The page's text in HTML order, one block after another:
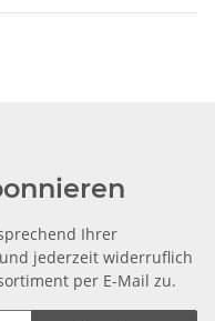
Ihrer
jederzeit widerruflich
per E-Mail zu.